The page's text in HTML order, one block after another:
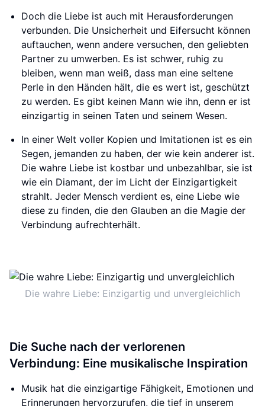
Doch die Liebe ist auch mit Herausforderungen
verbunden. Die Unsicherheit und Eifersucht können
auftauchen, wenn andere versuchen, den geliebten
Partner zu umwerben. Es ist schwer, ruhig zu
bleiben, wenn man weiß, dass man eine seltene
Perle in den Händen hält, die es wert ist, geschützt
zu werden. Es gibt keinen Mann wie ihn, denn er ist
einzigartig in seinen Taten und seinem Wesen.
In einer Welt voller Kopien und Imitationen ist es ein
Segen, jemanden zu haben, der wie kein anderer ist.
Die wahre Liebe ist kostbar und unbezahlbar, sie ist
wie ein Diamant, der im Licht der Einzigartigkeit
strahlt. Jeder Mensch verdient es, eine Liebe wie
diese zu finden, die den Glauben an die Magie der
Verbindung aufrechterhält.
Die wahre Liebe: Einzigartig und unvergleichlich
Die Suche nach der verlorenen
Verbindung: Eine musikalische Inspiration
Musik hat die einzigartige Fähigkeit, Emotionen und
Erinnerungen hervorzurufen, die tief in unserem